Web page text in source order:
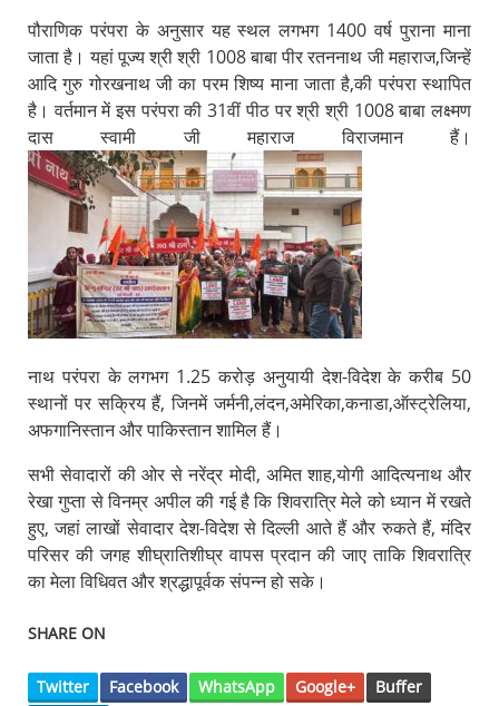
पौराणिक परंपरा के अनुसार यह स्थल लगभग 1400 वर्ष पुराना माना
जाता है। यहां पूज्य श्री श्री 1008 बाबा पीर रतननाथ जी महाराज,जिन्हें
आदि गुरु गोरखनाथ जी का परम शिष्य माना जाता है,की परंपरा स्थापित
है। वर्तमान में इस परंपरा की 31वीं पीठ पर श्री श्री 1008 बाबा लक्ष्मण
दास स्वामी जी महाराज विराजमान हैं।
नाथ परंपरा के लगभग 1.25 करोड़ अनुयायी देश-विदेश के करीब 50
स्थानों पर सक्रिय हैं, जिनमें जर्मनी,लंदन,अमेरिका,कनाडा,ऑस्ट्रेलिया,
अफगानिस्तान और पाकिस्तान शामिल हैं।
सभी सेवादारों की ओर से नरेंद्र मोदी, अमित शाह,योगी आदित्यनाथ और
रेखा गुप्ता से विनम्र अपील की गई है कि शिवरात्रि मेले को ध्यान में रखते
हुए, जहां लाखों सेवादार देश-विदेश से दिल्ली आते हैं और रुकते हैं, मंदिर
परिसर की जगह शीघ्रातिशीघ्र वापस प्रदान की जाए ताकि शिवरात्रि
का मेला विधिवत और श्रद्धापूर्वक संपन्न हो सके।
SHARE ON
Twitter Facebook WhatsApp Google+
Buffer